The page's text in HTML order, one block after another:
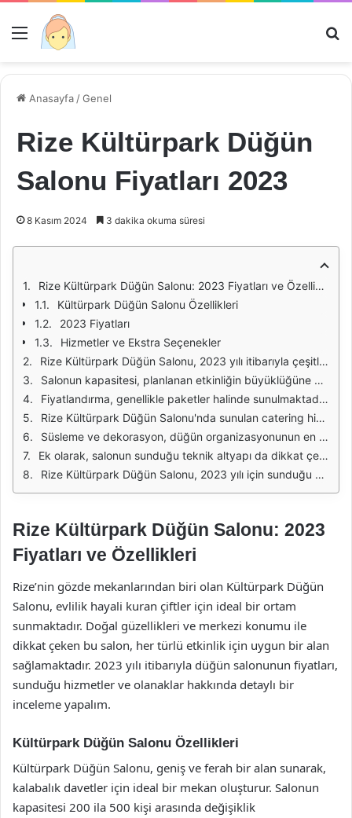
Menü
Anasayfa /Genel
Rize Kültürpark Düğün
Salonu Fiyatları 2023
8 Kasım 2024 3 dakika okuma süresi
Rize Kültürpark Düğün Salonu: 2023 Fiyatları ve Özellikleri
Kültürpark Düğün Salonu Özellikleri
2023 Fiyatları
Hizmetler ve Ekstra Seçenekler
Rize Kültürpark Düğün Salonu, 2023 yılı itibarıyla çeşitli etkinlikler için oldukça cazip bir mekan olarak öne çıkmaktadır. Düğün, nişan, bayi toplantıları ve diğer kutlamalar için tercih edilen bu salon, hem konforlu hem de şık bir atmosfer sunmaktadır. Fiyatlar, salonun sunduğu hizmetlerin kalitesine, konumuna ve etkinliğin büyüklüğüne bağlı olarak değişiklik göstermektedir.
Salonun kapasitesi, planlanan etkinliğin büyüklüğüne göre değişiklik gösterebilir. Genellikle 200 ila 500 kişi arasında misafir ağırlama kapasitesine sahip olan Rize Kültürpark Düğün Salonu, geniş bir alana yayılmış olan düğün organizasyonları için uygundur. Bu durum, misafirlerin rahatça oturabilmesi ve etkinliğin keyifli geçmesi açısından önemlidir.
Fiyatlandırma, genellikle paketler halinde sunulmaktadır. Temel paketler, salon kiralama, masa ve sandalye temini, temel süslemeler ve ses sistemi gibi unsurları içermektedir. Ek hizmetler, catering, fotoğrafçılık ve organizasyon hizmetleri gibi unsurlarla genişletilebilmektedir. Böylece, her çiftin ihtiyaçlarına uygun bir paket seçimi yapması mümkün olmaktadır.
Rize Kültürpark Düğün Salonu'nda sunulan catering hizmetleri de oldukça dikkate değerdir. Zengin menü seçenekleri ile misafirlere çeşitli lezzetler sunulmaktadır. Geleneksel Türk mutfağından dünya mutfağına kadar geniş bir yelpazede sunulan yemekler, etkinliğin başarılı geçmesine katkıda bulunmaktadır. Fiyatlar, tercih edilen menüye bağlı olarak değişiklik göstermektedir.
Süsleme ve dekorasyon, düğün organizasyonunun en önemli parçalarından biridir. Rize Kültürpark Düğün Salonu, profesyonel dekorasyon hizmetleri sunarak, çiftlerin hayallerindeki atmosferi yaratmalarına yardımcı olmaktadır. Salonun iç tasarımı, farklı temalara uygun olarak düzenlenebilir ve kişiselleştirilebilir. Böylece her düğün, kendine özgü bir atmosferde gerçekleşir.
Ek olarak, salonun sunduğu teknik altyapı da dikkat çekmektedir. Ses ve ışık sistemleri, profesyonel ekipmanlarla donatılmıştır. Bu sayede, etkinliğin her anı mükemmel bir şekilde kaydedilebilir ve misafirlere keyifli bir deneyim sunulabilir. Ayrıca, salonun konumu, ulaşım açısından da avantaj sağlamaktadır; şehir merkezine yakınlığı sayesinde misafirlerin ulaşımında sorun yaşanmamaktadır.
Rize Kültürpark Düğün Salonu, 2023 yılı için sunduğu çeşitli hizmetler ve uygun fiyatlandırma seçenekleri ile dikkat çekmektedir. Herkesin hayalindeki düğün veya etkinliği gerçekleştirmesi için gerekli olan tüm unsurları bir arada sunan bu mekan, özel günlerinizi unutulmaz kılmak için ideal bir tercih olmaktadır.
Rize Kültürpark Düğün Salonu: 2023
Fiyatları ve Özellikleri
Rize’nin gözde mekanlarından biri olan Kültürpark Düğün
Salonu, evlilik hayali kuran çiftler için ideal bir ortam
sunmaktadır. Doğal güzellikleri ve merkezi konumu ile
dikkat çeken bu salon, her türlü etkinlik için uygun bir alan
sağlamaktadır. 2023 yılı itibarıyla düğün salonunun fiyatları,
sunduğu hizmetler ve olanaklar hakkında detaylı bir
inceleme yapalım.
Kültürpark Düğün Salonu Özellikleri
Kültürpark Düğün Salonu, geniş ve ferah bir alan sunarak,
kalabalık davetler için ideal bir mekan oluşturur. Salonun
kapasitesi 200 ila 500 kişi arasında değişiklik